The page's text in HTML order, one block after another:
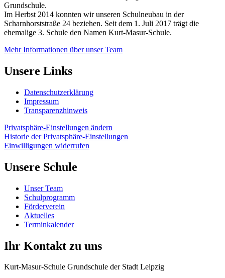
Grundschule.
Im Herbst 2014 konnten wir unseren Schulneubau in der
Scharnhorststraße 24 beziehen. Seit dem 1. Juli 2017 trägt die
ehemalige 3. Schule den Namen Kurt-Masur-Schule.
Mehr Informationen über unser Team
Unsere Links
Datenschutzerklärung
Impressum
Transparenzhinweis
Privatsphäre-Einstellungen ändern
Historie der Privatsphäre-Einstellungen
Einwilligungen widerrufen
Unsere Schule
Unser Team
Schulprogramm
Förderverein
Aktuelles
Terminkalender
Ihr Kontakt zu uns
Kurt-Masur-Schule Grundschule der Stadt Leipzig